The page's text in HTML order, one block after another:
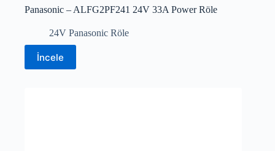
Panasonic – ALFG2PF241 24V 33A Power Röle
24V Panasonic Röle
İncele